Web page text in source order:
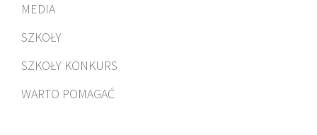
MEDIA
SZKOŁY
SZKOŁY KONKURS
WARTO POMAGAĆ